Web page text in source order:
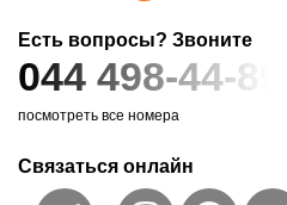
Есть вопросы? Звоните
044 498-44-89
посмотреть все номера
Связаться онлайн